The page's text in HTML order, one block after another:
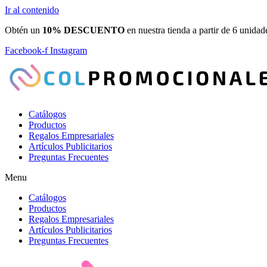
Ir al contenido
Obtén un 10% DESCUENTO en nuestra tienda a partir de 6
Facebook-f Instagram
Catálogos
Productos
Regalos Empresariales
Artículos Publicitarios
Preguntas Frecuentes
Menu
Catálogos
Productos
Regalos Empresariales
Artículos Publicitarios
Preguntas Frecuentes